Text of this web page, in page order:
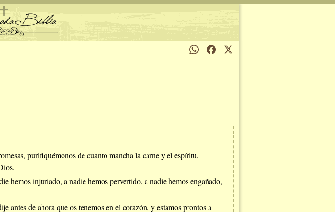
purifiquémonos de cuanto mancha la carne y el espíritu,
hemos injuriado, a nadie hemos pervertido, a nadie hemos engañado,
antes de ahora que os tenemos en el corazón, y estamos prontos a